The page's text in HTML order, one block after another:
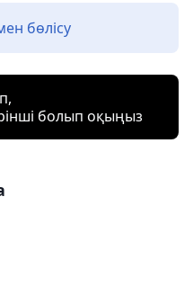
бөлісу
болып оқыңыз